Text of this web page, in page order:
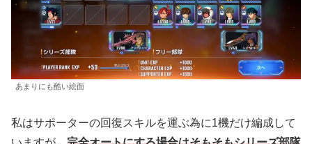
あまりにも酷い絵面
私はサポーターの回復スキルを運ぶ為に1機だけ編成して